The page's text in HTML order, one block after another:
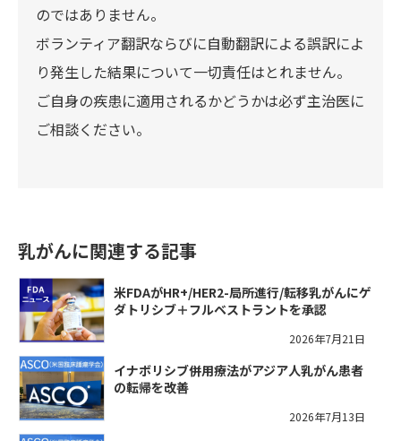
のではありません。
ボランティア翻訳ならびに自動翻訳による誤訳によ
り発生した結果について一切責任はとれません。
ご自身の疾患に適用されるかどうかは必ず主治医に
ご相談ください。
乳がんに関連する記事
米FDAがHR+/HER2-局所進行/転移乳がんにゲ
ダトリシブ＋フルベストラントを承認
2026年7月21日
イナボリシブ併用療法がアジア人乳がん患者
の転帰を改善
2026年7月13日